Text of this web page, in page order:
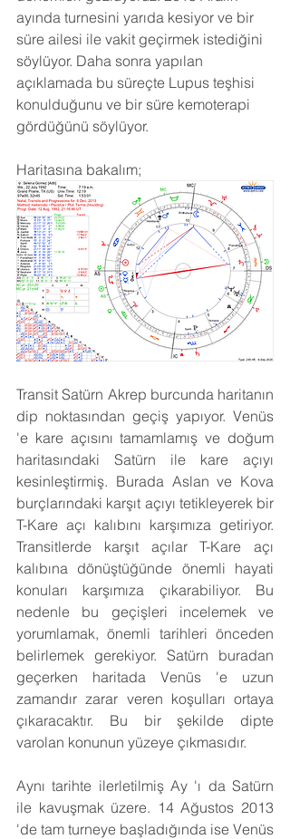
ayında turnesini yarıda kesiyor ve bir
süre ailesi ile vakit geçirmek istediğini
söylüyor. Daha sonra yapılan
açıklamada bu süreçte Lupus teşhisi
konulduğunu ve bir süre kemoterapi
gördüğünü söylüyor.
Haritasına bakalım;
Transit Satürn Akrep burcunda haritanın
dip noktasından geçiş yapıyor. Venüs
'e kare açısını tamamlamış ve doğum
haritasındaki Satürn ile kare açıyı
kesinleştirmiş. Burada Aslan ve Kova
burçlarındaki karşıt açıyı tetikleyerek bir
T-Kare açı kalıbını karşımıza getiriyor.
Transitlerde karşıt açılar T-Kare açı
kalıbına dönüştüğünde önemli hayati
konuları karşımıza çıkarabiliyor. Bu
nedenle bu geçişleri incelemek ve
yorumlamak, önemli tarihleri önceden
belirlemek gerekiyor. Satürn buradan
geçerken haritada Venüs 'e uzun
zamandır zarar veren koşulları ortaya
çıkaracaktır. Bu bir şekilde dipte
varolan konunun yüzeye çıkmasıdır.
Aynı tarihte ilerletilmiş Ay 'ı da Satürn
ile kavuşmak üzere. 14 Ağustos 2013
'de tam turneye başladığında ise Venüs